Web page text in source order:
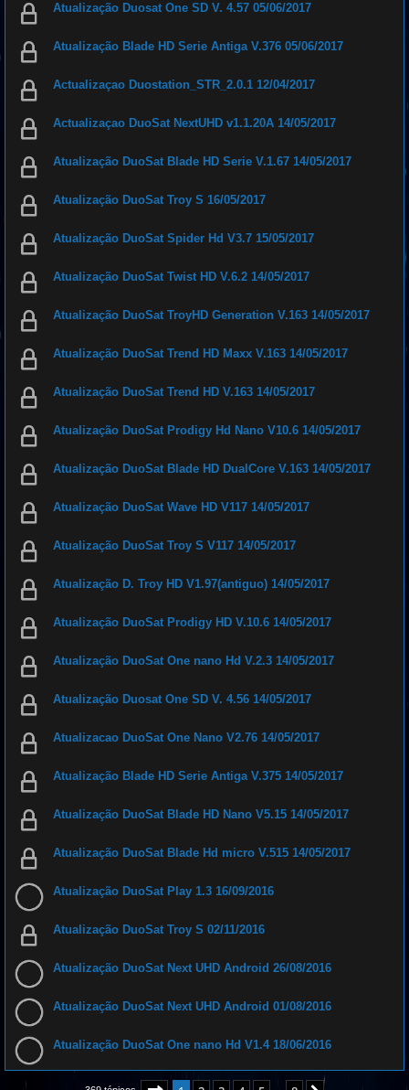
Atualização Duosat One SD V. 4.57 05/06/2017
Atualização Blade HD Serie Antiga V.376 05/06/2017
Actualizaçao Duostation_STR_2.0.1 12/04/2017
Actualizaçao DuoSat NextUHD v1.1.20A 14/05/2017
Atualização DuoSat Blade HD Serie V.1.67 14/05/2017
Atualização DuoSat Troy S 16/05/2017
Atualização DuoSat Spider Hd V3.7 15/05/2017
Atualização DuoSat Twist HD V.6.2 14/05/2017
Atualização DuoSat TroyHD Generation V.163 14/05/2017
Atualização DuoSat Trend HD Maxx V.163 14/05/2017
Atualização DuoSat Trend HD V.163 14/05/2017
Atualização DuoSat Prodigy Hd Nano V10.6 14/05/2017
Atualização DuoSat Blade HD DualCore V.163 14/05/2017
Atualização DuoSat Wave HD V117 14/05/2017
Atualização DuoSat Troy S V117 14/05/2017
Atualização D. Troy HD V1.97(antiguo) 14/05/2017
Atualização DuoSat Prodigy HD V.10.6 14/05/2017
Atualização DuoSat One nano Hd V.2.3 14/05/2017
Atualização Duosat One SD V. 4.56 14/05/2017
Atualizacao DuoSat One Nano V2.76 14/05/2017
Atualização Blade HD Serie Antiga V.375 14/05/2017
Atualização DuoSat Blade HD Nano V5.15 14/05/2017
Atualização DuoSat Blade Hd micro V.515 14/05/2017
Atualização DuoSat Play 1.3 16/09/2016
Atualização DuoSat Troy S 02/11/2016
Atualização DuoSat Next UHD Android 26/08/2016
Atualização DuoSat Next UHD Android 01/08/2016
Atualização DuoSat One nano Hd V1.4 18/06/2016